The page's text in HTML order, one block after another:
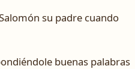
su padre cuando
buenas palabras